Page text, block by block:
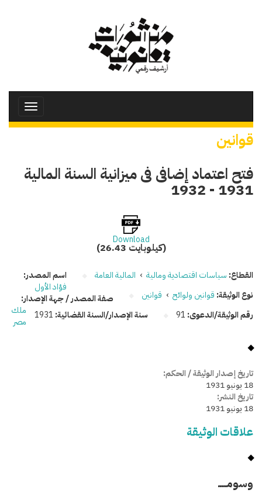
Toggle
قوانين
فتح اعتماد إضافى فى ميزانية السنة المالية
1931 - 1932
Download
(26.43 كيلوبايت)
القطاع: سياسات اقتصادية ومالية › المالية العامة
نوع الوثيقة: قوانين ولوائح › قوانين
رقم الوثيقة/الدعوى: 91 سنة الإصدار/السنة القضائية: 1931
اسم المصدر:
فؤاد الأول
صفة المصدر / جهة الإصدار:
ملك
مصر
تاريخ إصدار الوثيقة / الحكم:
18 يونيو 1931
تاريخ النشر:
18 يونيو 1931
علاقات الوثيقة
وسومـــــ